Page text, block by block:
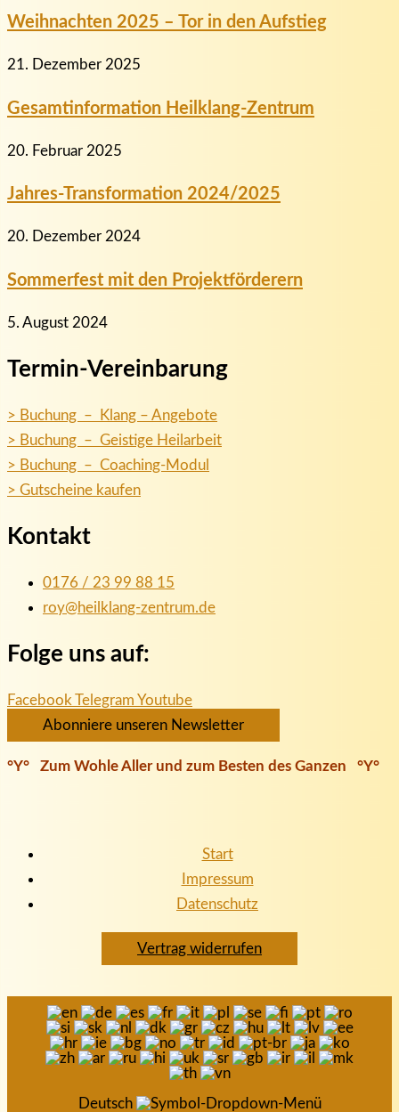
Weihnachten 2025 – Tor in den Aufstieg
21. Dezember 2025
Gesamtinformation Heilklang-Zentrum
20. Februar 2025
Jahres-Transformation 2024/2025
20. Dezember 2024
Sommerfest mit den Projektförderern
5. August 2024
Termin-Vereinbarung
> Buchung – Klang – Angebote
> Buchung – Geistige Heilarbeit
> Buchung – Coaching-Modul
> Gutscheine kaufen
Kontakt
0176 / 23 99 88 15
roy@heilklang-zentrum.de
Folge uns auf:
Facebook Telegram Youtube
Abonniere unseren Newsletter
°Y° Zum Wohle Aller und zum Besten des Ganzen °Y°
Start
Impressum
Datenschutz
Vertrag widerrufen
Deutsch